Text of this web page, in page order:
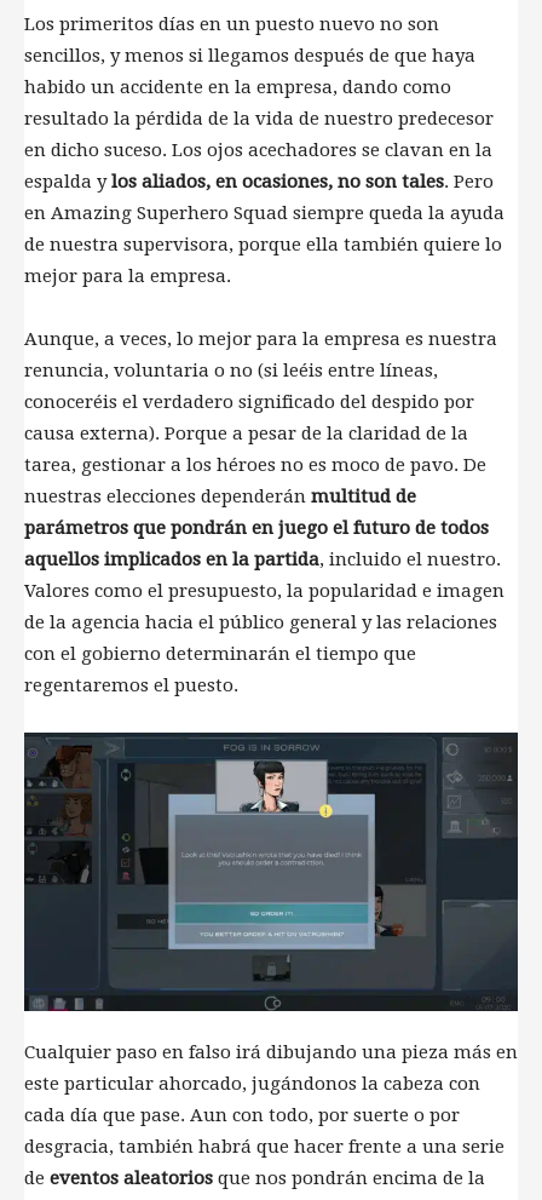
Los primeritos días en un puesto nuevo no son
sencillos, y menos si llegamos después de que haya
habido un accidente en la empresa, dando como
resultado la pérdida de la vida de nuestro predecesor
en dicho suceso. Los ojos acechadores se clavan en la
espalda ylos aliados, en ocasiones, no son tales. Pero
en Amazing Superhero Squad siempre queda la ayuda
de nuestra supervisora, porque ella también quiere lo
mejor para la empresa.
Aunque, a veces, lo mejor para la empresa es nuestra
renuncia, voluntaria o no (si leéis entre líneas,
conoceréis el verdadero significado del despido por
causa externa). Porque a pesar de la claridad de la
tarea, gestionar a los héroes no es moco de pavo. De
nuestras elecciones dependerán multitud de
parámetros que pondrán en juego el futuro de todos
aquellos implicados en la partida, incluido el nuestro.
Valores como el presupuesto, la popularidad e imagen
de la agencia hacia el público general y las relaciones
con el gobierno determinarán el tiempo que
regentaremos el puesto.
Cualquier paso en falso irá dibujando una pieza más en
este particular ahorcado, jugándonos la cabeza con
cada día que pase. Aun con todo, por suerte o por
desgracia, también habrá que hacer frente a una serie
de eventos aleatorios que nos pondrán encima de la